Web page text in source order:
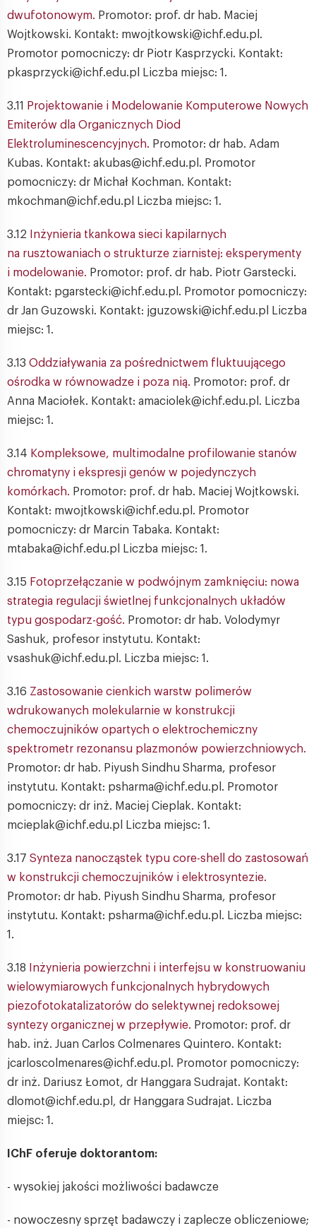
dwufotonowym. Promotor: prof. dr hab. Maciej
Wojtkowski. Kontakt: mwojtkowski@ichf.edu.pl.
Promotor pomocniczy: dr Piotr Kasprzycki. Kontakt:
pkasprzycki@ichf.edu.pl Liczba miejsc: 1.
3.11
Projektowanie i Modelowanie Komputerowe Nowych
Emiterów dla Organicznych Diod
Elektroluminescencyjnych. Promotor: dr hab. Adam
Kubas. Kontakt: akubas@ichf.edu.pl. Promotor
pomocniczy: dr Michał Kochman. Kontakt:
mkochman@ichf.edu.pl Liczba miejsc: 1.
3.12
Inżynieria tkankowa sieci kapilarnych
na rusztowaniach o strukturze ziarnistej: eksperymenty
i modelowanie. Promotor: prof. dr hab. Piotr Garstecki.
Kontakt: pgarstecki@ichf.edu.pl. Promotor pomocniczy:
dr Jan Guzowski. Kontakt: jguzowski@ichf.edu.pl Liczba
miejsc: 1.
3.13 Oddziaływania za pośrednictwem fluktuującego
ośrodka w równowadze i poza nią. Promotor: prof. dr
Anna Maciołek. Kontakt: amaciolek@ichf.edu.pl. Liczba
miejsc: 1.
3.14 Kompleksowe, multimodalne profilowanie stanów
chromatyny i ekspresji genów w pojedynczych
komórkach. Promotor: prof. dr hab. Maciej Wojtkowski.
Kontakt: mwojtkowski@ichf.edu.pl. Promotor
pomocniczy: dr Marcin Tabaka. Kontakt:
mtabaka@ichf.edu.pl Liczba miejsc: 1.
3.15 Fotoprzełączanie w podwójnym zamknięciu: nowa
strategia regulacji świetlnej funkcjonalnych układów
typu gospodarz-gość. Promotor: dr hab. Volodymyr
Sashuk, profesor instytutu. Kontakt:
vsashuk@ichf.edu.pl. Liczba miejsc: 1.
3.16 Zastosowanie cienkich warstw polimerów
wdrukowanych molekularnie w konstrukcji
chemoczujników opartych o elektrochemiczny
spektrometr rezonansu plazmonów powierzchniowych.
Promotor: dr hab. Piyush Sindhu Sharma, profesor
instytutu. Kontakt: psharma@ichf.edu.pl. Promotor
pomocniczy: dr inż. Maciej Cieplak. Kontakt:
mcieplak@ichf.edu.pl Liczba miejsc: 1.
3.17 Synteza nanocząstek typu core-shell do zastosowań
w konstrukcji chemoczujników i elektrosyntezie.
Promotor: dr hab. Piyush Sindhu Sharma, profesor
instytutu. Kontakt: psharma@ichf.edu.pl. Liczba miejsc:
1.
3.18
Inżynieria powierzchni i interfejsu w konstruowaniu
wielowymiarowych funkcjonalnych hybrydowych
piezofotokatalizatorów do selektywnej redoksowej
syntezy organicznej w przepływie. Promotor: prof. dr
hab. inż. Juan Carlos Colmenares Quintero. Kontakt:
jcarloscolmenares@ichf.edu.pl. Promotor pomocniczy:
dr inż. Dariusz Łomot, dr Hanggara Sudrajat. Kontakt:
dlomot@ichf.edu.pl, dr Hanggara Sudrajat. Liczba
miejsc: 1.
IChF oferuje doktorantom:
- wysokiej jakości możliwości badawcze
- nowoczesny sprzęt badawczy i zaplecze obliczeniowe;